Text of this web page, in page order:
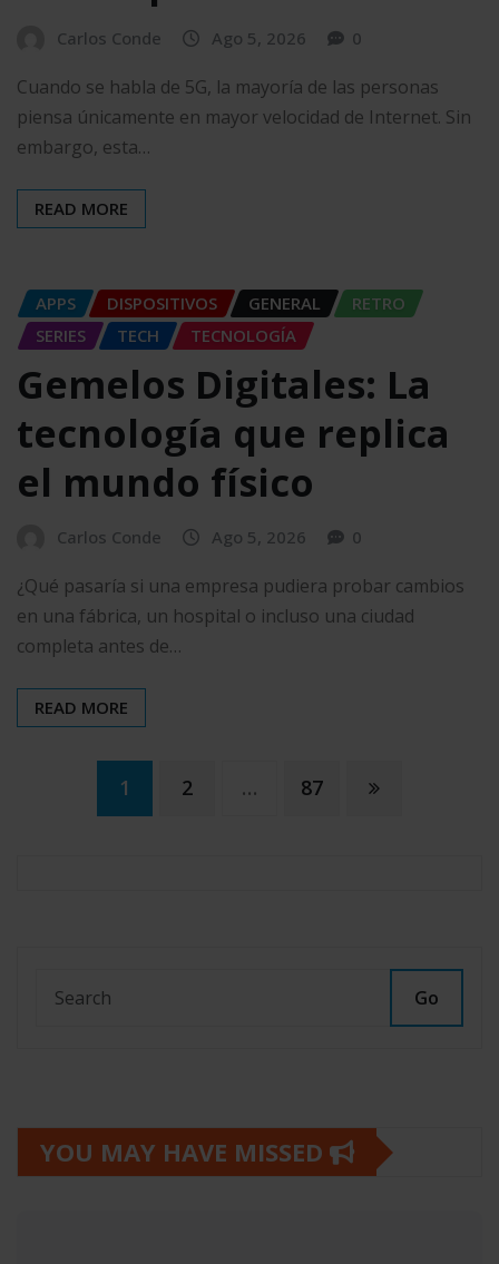
Carlos Conde Ago 5, 2026 0
Cuando se habla de 5G, la mayoría de las personas
piensa únicamente en mayor velocidad de Internet. Sin
embargo, esta…
READ MORE
APPS DISPOSITIVOS GENERAL
RETRO
SERIES
TECH TECNOLOGÍA
Gemelos Digitales: La
tecnología que replica
el mundo físico
Carlos Conde Ago 5, 2026 0
¿Qué pasaría si una empresa pudiera probar cambios
en una fábrica, un hospital o incluso una ciudad
completa antes de…
READ MORE
Paginación
1 2 … 87
Go
YOU MAY HAVE MISSED